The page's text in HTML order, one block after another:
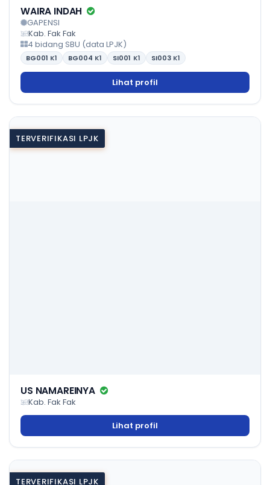
WAIRA INDAH
GAPENSI
Kab. Fak Fak
4 bidang SBU (data LPJK)
BG001 K1 BG004 K1 SI001 K1 SI003 K1
Lihat profil
TERVERIFIKASI LPJK
US NAMAREINYA
Kab. Fak Fak
Lihat profil
TERVERIFIKASI LPJK